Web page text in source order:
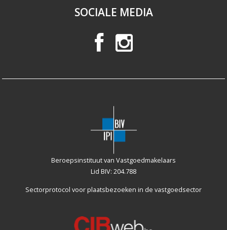
SOCIALE MEDIA
Beroepsinstituut van Vastgoedmakelaars
Lid BIV: 204.788
Sectorprotocol voor plaatsbezoeken in de vastgoedsector